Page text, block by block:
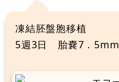
凍結胚盤胞移植
5週3日 胎嚢7．5mm